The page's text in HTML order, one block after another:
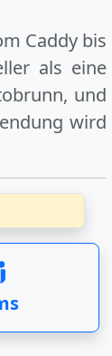
Caddy bis
als eine
, und
wird